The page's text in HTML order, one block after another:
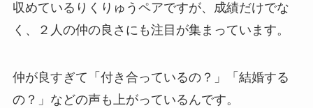
収めているりくりゅうペアですが、成績だけでな
く、２人の仲の良さにも注目が集まっています。
仲が良すぎて「付き合っているの？」「結婚する
の？」などの声も上がっているんです。